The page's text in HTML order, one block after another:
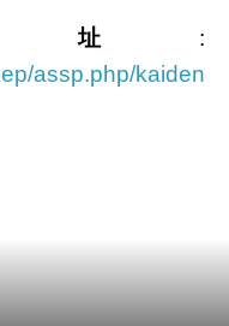
址 :
assp.php/kaiden